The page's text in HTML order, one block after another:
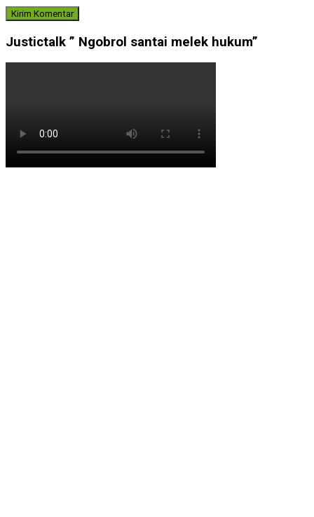
Justictalk ” Ngobrol santai melek hukum”